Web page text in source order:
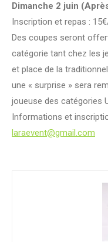
Dimanche 2 juin
Inscription et repas :
Des coupes seront
catégorie tant chez les
et place de la
une « surprise » sera
joueuse des catégories
Informations et
laraevent@gmail.com